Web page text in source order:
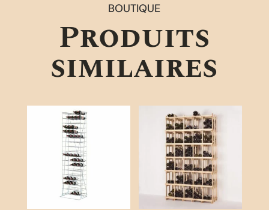
BOUTIQUE
Produits
similaires